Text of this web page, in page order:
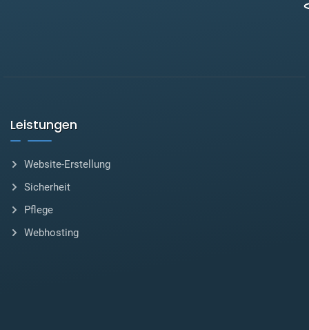
Leistungen
Website-Erstellung
Sicherheit
Pflege
Webhosting